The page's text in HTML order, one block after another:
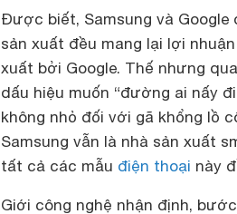
Được biết, Samsung và
sản xuất đều mang lại lợi
xuất bởi Google. Thế nhưng
dấu hiệu muốn “đường ai nấy
không nhỏ đối với gã khổng lồ
Samsung vẫn là nhà sản xuất
tất cả các mẫu điện thoại này
Giới công nghệ nhận định,